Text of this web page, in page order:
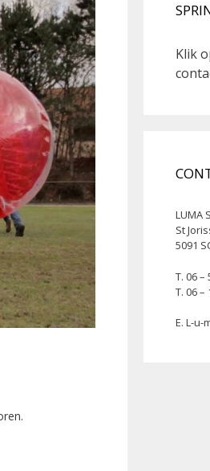
Klik
LUMA
St
5091
T. 06 –
T. 06 –
E. L-u-